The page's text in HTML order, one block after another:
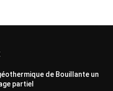
de Bouillante un
partiel